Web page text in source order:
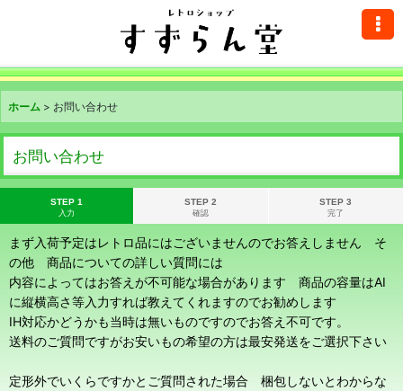
ホーム > お問い合わせ
お問い合わせ
STEP 1
入力
STEP 2
確認
STEP 3
完了
まず入荷予定はレトロ品にはございませんのでお答えしません そ
の他 商品についての詳しい質問には
内容によってはお答えが不可能な場合があります 商品の容量はAI
に縦横高さ等入力すれば教えてくれますのでお勧めします
IH対応かどうかも当時は無いものですのでお答え不可です。
送料のご質問ですがお安いもの希望の方は最安発送をご選択下さい
定形外でいくらですかとご質問された場合 梱包しないとわからな